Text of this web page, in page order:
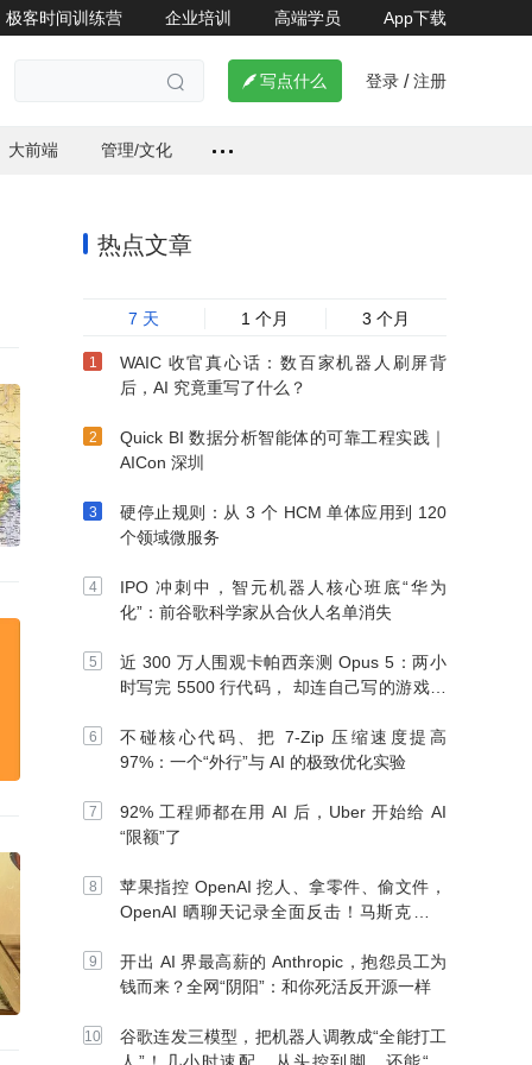
极客时间训练营 企业培训 高端学员 App下载
  写点什么 登录 / 注册
大前端 管理/文化
热点文章
7 天 1 个月 3 个月
WAIC 收官真心话：数百家机器人刷屏背
后，AI 究竟重写了什么？
Quick BI 数据分析智能体的可靠工程实践｜
AICon 深圳
硬停止规则：从 3 个 HCM 单体应用到 120
个领域微服务
IPO 冲刺中，智元机器人核心班底“华为
化”：前谷歌科学家从合伙人名单消失
近 300 万人围观卡帕西亲测 Opus 5：两小
时写完 5500 行代码， 却连自己写的游戏都
不碰核心代码、把 7-Zip 压缩速度提高
97%：一个“外行”与 AI 的极致优化实验
92% 工程师都在用 AI 后，Uber 开始给 AI
“限额”了
苹果指控 OpenAI 挖人、拿零件、偷文件，
OpenAI 晒聊天记录全面反击！马斯克：别
开出 AI 界最高薪的 Anthropic，抱怨员工为
钱而来？全网“阴阳”：和你死活反开源一样
谷歌连发三模型，把机器人调教成“全能打工